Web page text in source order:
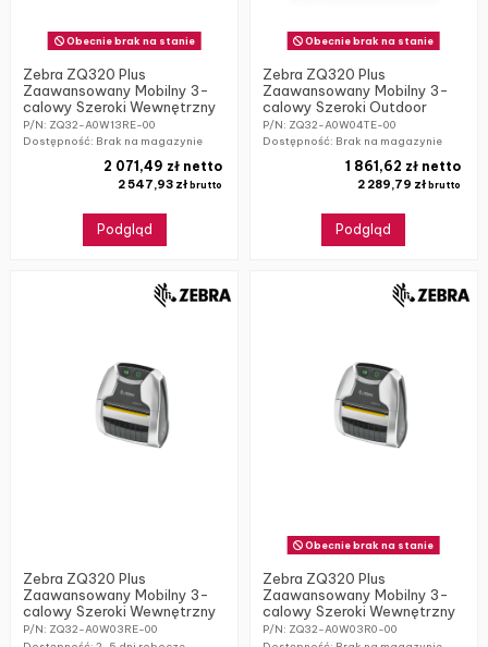
Obecnie brak na stanie
Zebra ZQ320 Plus
Zaawansowany Mobilny 3-
calowy Szeroki Wewnętrzny
P/N: ZQ32-A0W13RE-00
Dostępność: Brak na magazynie
2 547,93 zł brutto
2 071,49 zł netto
Podgląd
Obecnie brak na stanie
Zebra ZQ320 Plus
Zaawansowany Mobilny 3-
calowy Szeroki Outdoor
P/N: ZQ32-A0W04TE-00
Dostępność: Brak na magazynie
2 289,79 złbrutto
1 861,62 zł netto
Podgląd
Zebra ZQ320 Plus
Zaawansowany Mobilny 3-
calowy Szeroki Wewnętrzny
P/N: ZQ32-A0W03RE-00
Obecnie brak na stanie
Zebra ZQ320 Plus
Zaawansowany Mobilny 3-
calowy Szeroki Wewnętrzny
P/N: ZQ32-A0W03R0-00